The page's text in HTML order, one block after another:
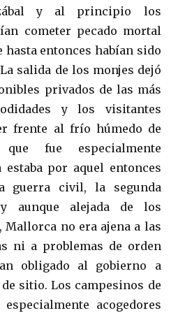
y al principio los
cometer pecado mortal
entonces habían sido
salida de los monjes dejó
privados de las más
y los visitantes
frente al frío húmedo de
fue especialmente
estaba por aquel entonces
guerra civil, la segunda
aunque alejada de los
Mallorca no era ajena a las
ni a problemas de orden
obligado al gobierno a
sitio. Los campesinos de
acogedores